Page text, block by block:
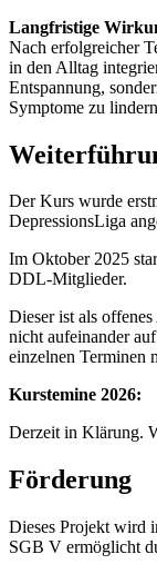
Langfristige
Nach erfolgreicher
in den Alltag
Entspannung,
Symptome zu
Der Kurs wurde
DepressionsLiga
Im Oktober 2025
DDL-Mitglieder.
Dieser ist als
nicht aufeinander
einzelnen Terminen
Kurstemine 2026:
Derzeit in Klärung.
Förderung
Dieses Projekt wird
SGB V ermöglicht